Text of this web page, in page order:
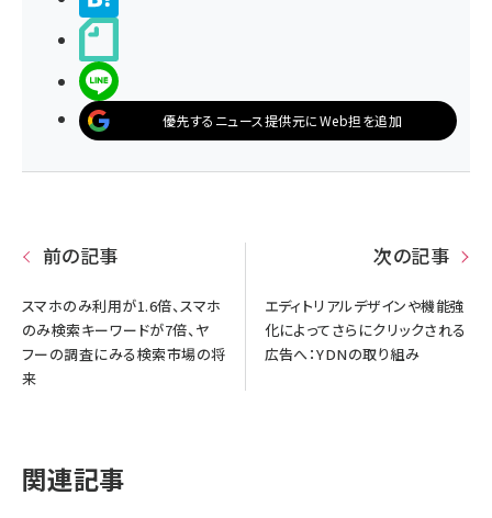
優先するニュース提供元にWeb担を追加
前の記事
スマホのみ利用が1.6倍、スマホ
のみ検索キーワードが7倍、ヤ
フーの調査にみる検索市場の将
来
次の記事
エディトリアルデザインや機能強
化によってさらにクリックされる
広告へ：YDNの取り組み
関連記事